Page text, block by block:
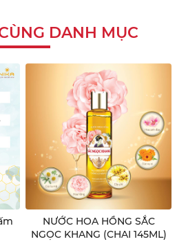
DANH MỤC
NƯỚC HOA HỒNG SẮC
NGỌC KHANG (CHAI 145ML)